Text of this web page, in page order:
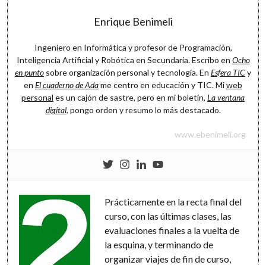
Enrique Benimeli
Ingeniero en Informática y profesor de Programación,
Inteligencia Artificial y Robótica en Secundaria. Escribo en Ocho
en punto sobre organización personal y tecnología. En Esfera TICy
en El cuaderno de Adame centro en educación y TIC. Miweb
personal es un cajón de sastre, pero en mi boletín, La ventana
digital, pongo orden y resumo lo más destacado.
www.ebenimeli.org
Prácticamente en la recta final del
curso, con las últimas clases, las
evaluaciones finales a la vuelta de
la esquina, y terminando de
organizar viajes de fin de curso,